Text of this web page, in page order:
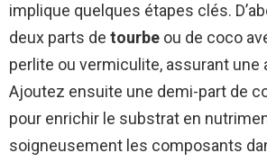
implique quelques étapes clés.
deux parts de tourbe ou de coco
perlite ou vermiculite, assurant une
Ajoutez ensuite une demi-part de
pour enrichir le substrat en
soigneusement les composants